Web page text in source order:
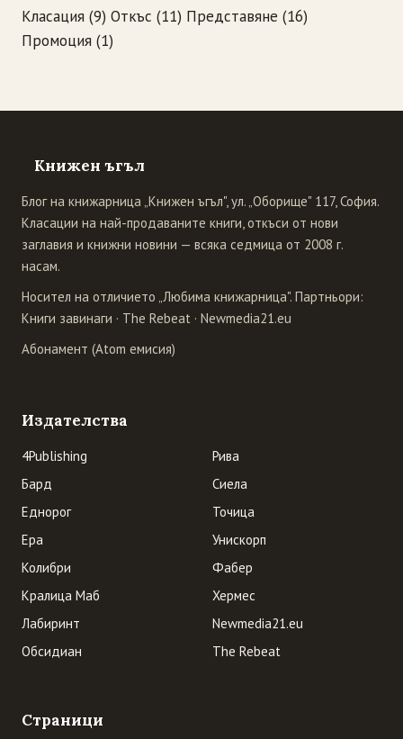
Класация (9) Откъс (11) Представяне (16)
Промоция (1)
Книжен ъгъл
Блог на книжарница „Книжен ъгъл", ул. „Оборище" 117, София.
Класации на най-продаваните книги, откъси от нови
заглавия и книжни новини — всяка седмица от 2008 г.
насам.
Носител на отличието „Любима книжарница". Партньори:
Книги завинаги · The Rebeat · Newmedia21.eu
Абонамент (Atom емисия)
Издателства
4Publishing
Бард
Еднорог
Ера
Колибри
Кралица Маб
Лабиринт
Обсидиан
Рива
Сиела
Точица
Унискорп
Фабер
Хермес
Newmedia21.eu
The Rebeat
Страници